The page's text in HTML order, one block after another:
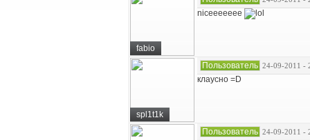
fabio
niceeeeeee
spl1t1k
Пользователь 24-09-2011 -
клаусно =D
Пользователь 24-09-2011 -